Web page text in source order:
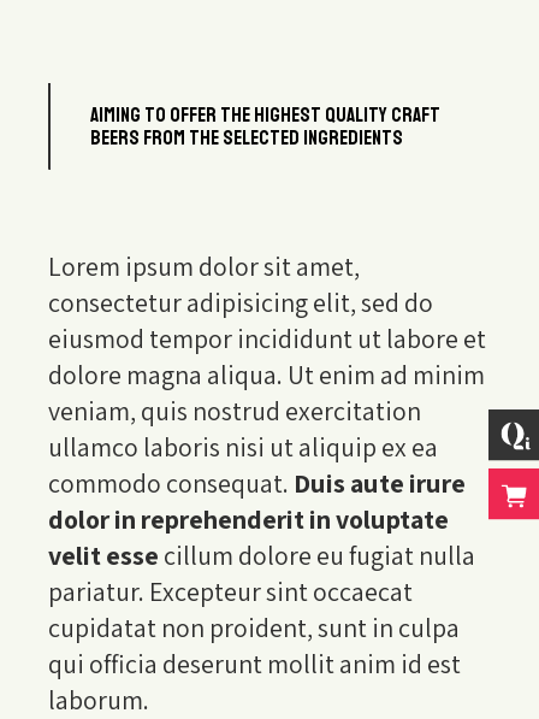
AIMING TO OFFER THE HIGHEST QUALITY CRAFT
BEERS FROM THE SELECTED INGREDIENTS
Lorem ipsum dolor sit amet,
consectetur adipisicing elit, sed do
eiusmod tempor incididunt ut labore et
dolore magna aliqua. Ut enim ad minim
veniam, quis nostrud exercitation
ullamco laboris nisi ut aliquip ex ea
commodo consequat. Duis aute irure
dolor in reprehenderit in voluptate
velit esse cillum dolore eu fugiat nulla
pariatur. Excepteur sint occaecat
cupidatat non proident, sunt in culpa
qui officia deserunt mollit anim id est
laborum.